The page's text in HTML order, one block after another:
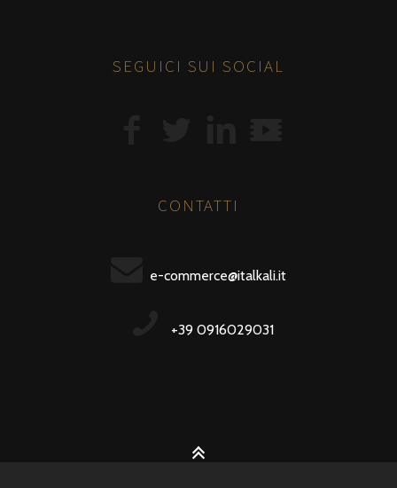
SEGUICI SUI SOCIAL
CONTATTI
e-commerce@italkali.it
+39 0916029031